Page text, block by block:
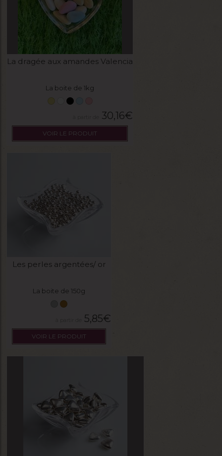
La dragée aux amandes Valencia
La boite de 1kg
30,16€
VOIR LE PRODUIT
Les perles argentées/ or
La boite de 150g
5,85€
VOIR LE PRODUIT